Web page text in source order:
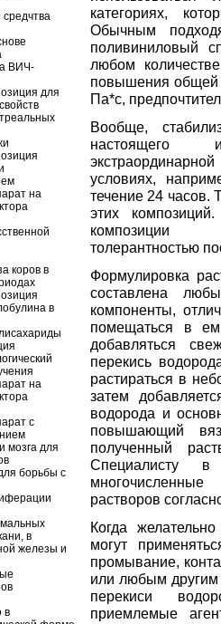
ВИЧ-
для
на
коров в
в
на
с
мозга для
борьбы с
в
железы и
в
категориях,
Обычным
поливиниловый
любом
повышения общей
Па*с,
Вообще,
настоящего
условиях,
течение 24 часов.
этих
композиции
толерантностью
Формулировка
составлена
компоненты,
помещаться в
добавляться
перекись
растираться в
затем
водорода и
повышающий
полученный
Специалисту
растворов
Когда
могут
промывание,
или любым
перекиси
приемлемые